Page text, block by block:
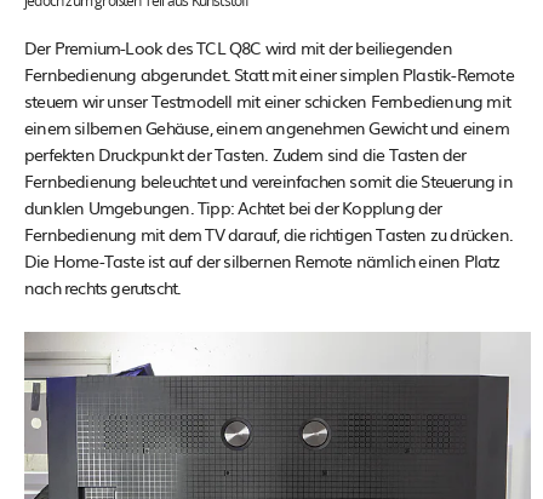
Der Premium-Look des TCL Q8C wird mit der beiliegenden
Fernbedienung abgerundet. Statt mit einer simplen Plastik-Remote
steuern wir unser Testmodell mit einer schicken Fernbedienung mit
einem silbernen Gehäuse, einem angenehmen Gewicht und einem
perfekten Druckpunkt der Tasten. Zudem sind die Tasten der
Fernbedienung beleuchtet und vereinfachen somit die Steuerung in
dunklen Umgebungen. Tipp: Achtet bei der Kopplung der
Fernbedienung mit dem TV darauf, die richtigen Tasten zu drücken.
Die Home-Taste ist auf der silbernen Remote nämlich einen Platz
nach rechts gerutscht.